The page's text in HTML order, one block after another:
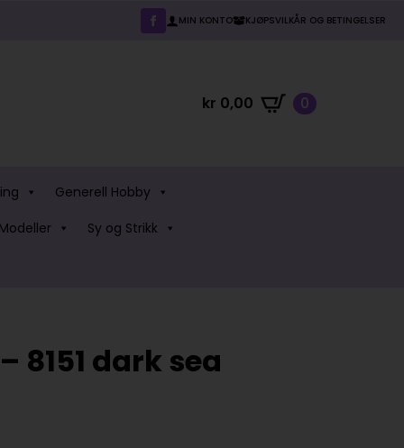
MIN KONTO KJØPSVILKÅR OG BETINGELSER
kr 0,00 0
Generell Hobby
Sy og Strikk
8151 dark sea